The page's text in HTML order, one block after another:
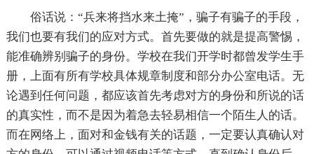
俗话说：“兵来将挡水来土掩”，骗子有骗子的手段，
我们也要有我们的应对方式。首先要做的就是提高警惕，
能准确辨别骗子的身份。学校在我们开学时都曾发学生手
册，上面有所有学校具体规章制度和部分办公室电话。无
论遇到任何问题，都应该首先考虑对方的身份和所说的话
的真实性，而不是因为着急去轻易相信一个陌生人的话。
而在网络上，面对和金钱有关的话题，一定要认真确认对